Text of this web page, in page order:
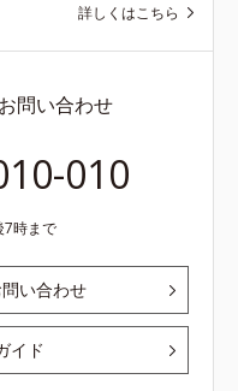
詳しくはこちら
問い合わせ
010
7時まで
い合わせ
イド